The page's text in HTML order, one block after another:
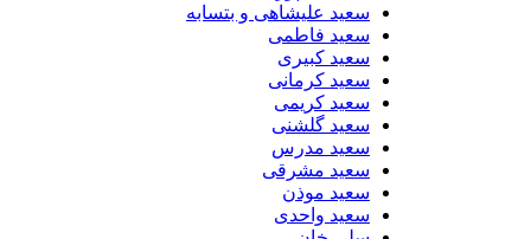
سعید علیشاهی و بتسابه
سعید فاطمی
سعید کبیری
سعید کرمانی
سعید کریمی
سعید گلشنی
سعید مدرس
سعید مشرقی
سعید موذن
سعید واحدی